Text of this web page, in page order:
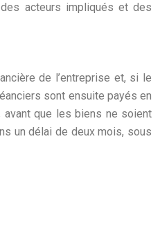
acteurs impliqués et des
de l’entreprise et, si le
sont ensuite payés en
que les biens ne soient
un délai de deux mois, sous